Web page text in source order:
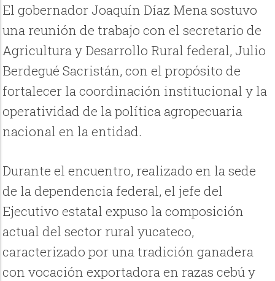
El gobernador Joaquín Díaz Mena sostuvo
una reunión de trabajo con el secretario de
Agricultura y Desarrollo Rural federal, Julio
Berdegué Sacristán, con el propósito de
fortalecer la coordinación institucional y la
operatividad de la política agropecuaria
nacional en la entidad.
Durante el encuentro, realizado en la sede
de la dependencia federal, el jefe del
Ejecutivo estatal expuso la composición
actual del sector rural yucateco,
caracterizado por una tradición ganadera
con vocación exportadora en razas cebú y